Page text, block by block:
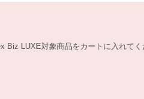
Biz LUXE対象商品をカートに入れてく